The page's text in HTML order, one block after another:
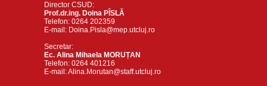
Director CSUD:
Prof.dr.ing. Doina PÎSLĂ
Telefon: 0264 202359
E-mail: Doina.Pisla@mep.utcluj.ro
Secretar:
Ec. Alina Mihaela MORUȚAN
Telefon: 0264 401216
E-mail: Alina.Morutan@staff.utcluj.ro